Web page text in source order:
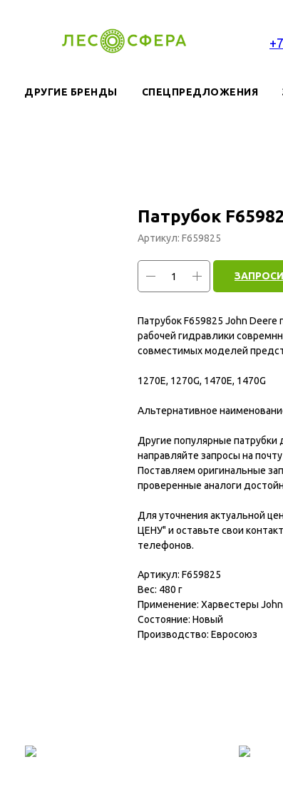
ДРУГИЕ БРЕНДЫ СПЕЦПРЕДЛОЖЕНИЯ
Патрубок
Артикул: F659825
Патрубок F659825 John
рабочей гидравлики
совместимых моделей
1270E, 1270G, 1470E, 1470G
Альтернативное
Другие популярные патрубки
направляйте запросы на
Поставляем оригинальные
проверенные аналоги
Для уточнения актуальной
ЦЕНУ" и оставьте свои
телефонов.
Артикул: F659825
Вес: 480 г
Применение: Харвестеры
Состояние: Новый
Производство: Евросоюз